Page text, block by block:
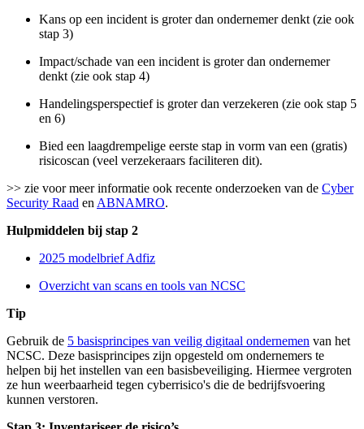
Kans op een incident is groter dan ondernemer denkt (zie ook
stap 3)
Impact/schade van een incident is groter dan ondernemer
denkt (zie ook stap 4)
Handelingsperspectief is groter dan verzekeren (zie ook stap 5
en 6)
Bied een laagdrempelige eerste stap in vorm van een (gratis)
risicoscan (veel verzekeraars faciliteren dit).
>> zie voor meer informatie ook recente onderzoeken van de Cyber
Security Raad en ABNAMRO.
Hulpmiddelen bij stap 2
2025 modelbrief Adfiz
Overzicht van scans en tools van NCSC
Tip
Gebruik de 5 basisprincipes van veilig digitaal ondernemen van het
NCSC. Deze basisprincipes zijn opgesteld om ondernemers te
helpen bij het instellen van een basisbeveiliging. Hiermee vergroten
ze hun weerbaarheid tegen cyberrisico's die de bedrijfsvoering
kunnen verstoren.